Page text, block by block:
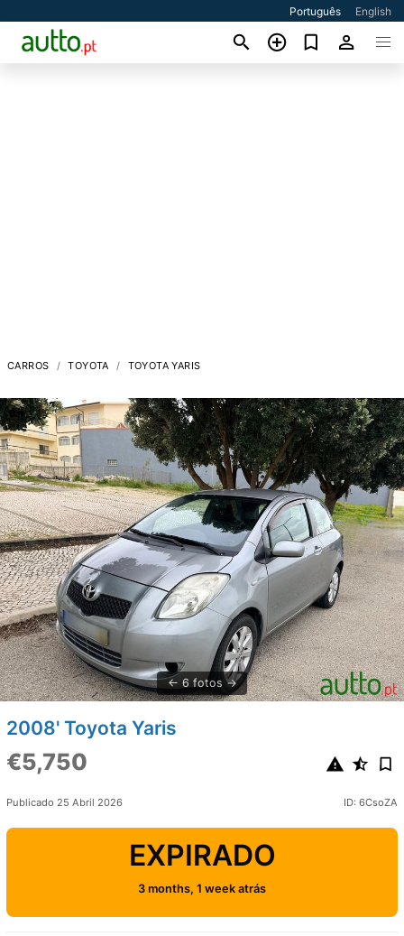
Português English
CARROS TOYOTA TOYOTA YARIS
6 fotos
2008' Toyota Yaris
€5,750
Publicado 25 Abril 2026 ID: 6CsoZA
EXPIRADO
3 months, 1 week atrás